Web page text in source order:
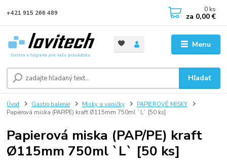
Menu
Hľadať
+421 915 266 489 0 ks
za 0,00 €
Úvod Gastro balenie Misky a vaničky
PAPIEROVÉ MISKY
Papierová miska (PAP/PE) kraft Ø115mm 750ml `L` [50 ks]
Papierová miska (PAP/PE) kraft
Ø115mm 750ml `L` [50 ks]